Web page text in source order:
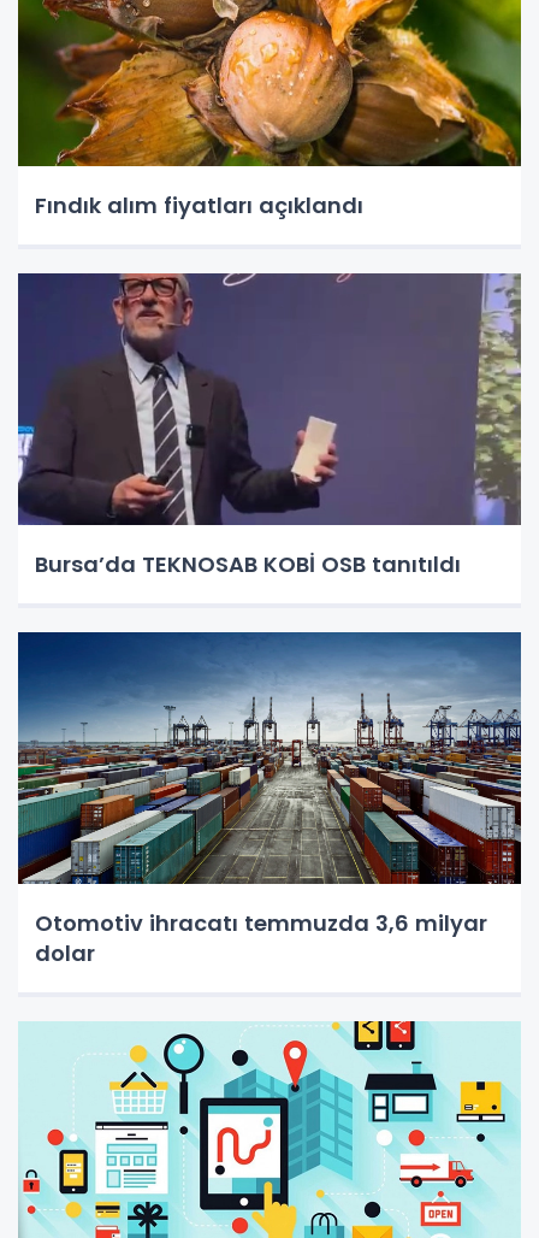
Fındık alım fiyatları açıklandı
Bursa’da TEKNOSAB KOBİ OSB tanıtıldı
Otomotiv ihracatı temmuzda 3,6 milyar
dolar